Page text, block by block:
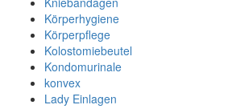
Körperhygiene
Körperpflege
Kolostomiebeutel
Kondomurinale
konvex
Lady Einlagen